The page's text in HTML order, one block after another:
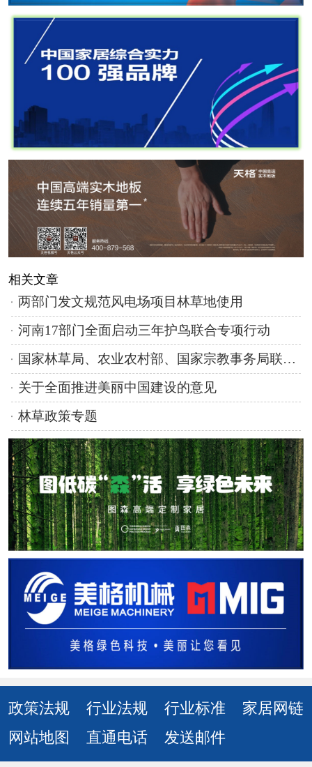
相关文章
两部门发文规范风电场项目林草地使用
河南17部门全面启动三年护鸟联合专项行动
国家林草局、农业农村部、国家宗教事务局联合发出通知要求 规范引导动物放生活动
关于全面推进美丽中国建设的意见
林草政策专题
政策法规 行业法规 行业标准
家居网链
网站地图
直通电话 发送邮件